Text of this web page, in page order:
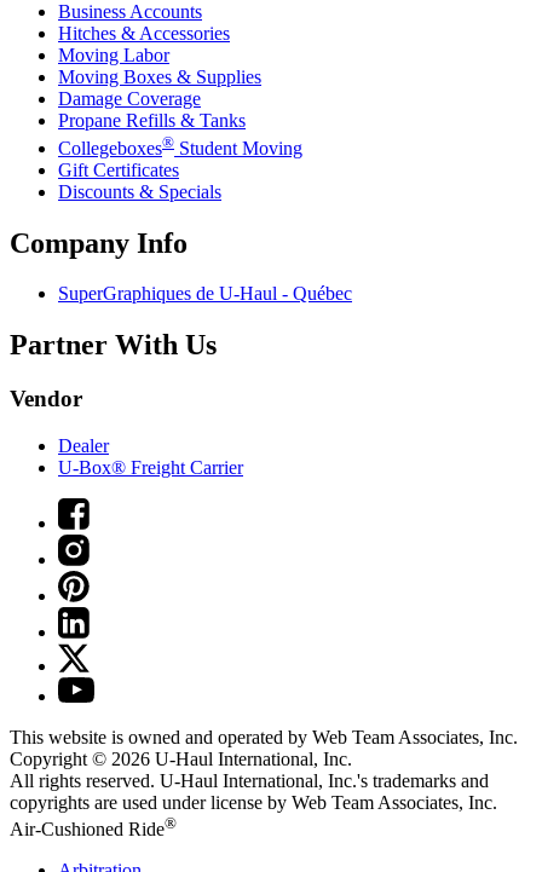
Business Accounts
Hitches & Accessories
Moving Labor
Moving Boxes & Supplies
Damage Coverage
Propane Refills & Tanks
Collegeboxes® Student Moving
Gift Certificates
Discounts & Specials
Company Info
SuperGraphiques de U-Haul - Québec
Partner With Us
Vendor
Dealer
U-Box® Freight Carrier
This website is owned and operated by Web Team Associates, Inc.
Copyright © 2026 U-Haul International, Inc.
All rights reserved. U-Haul International, Inc.'s trademarks and
copyrights are used under license by Web Team Associates, Inc.
Air-Cushioned Ride®